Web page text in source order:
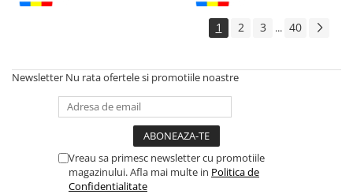
1 2 3 ... 40
Newsletter Nu rata ofertele si promotiile noastre
Vreau sa primesc newsletter cu promotiile
magazinului. Afla mai multe in Politica de
Confidentialitate